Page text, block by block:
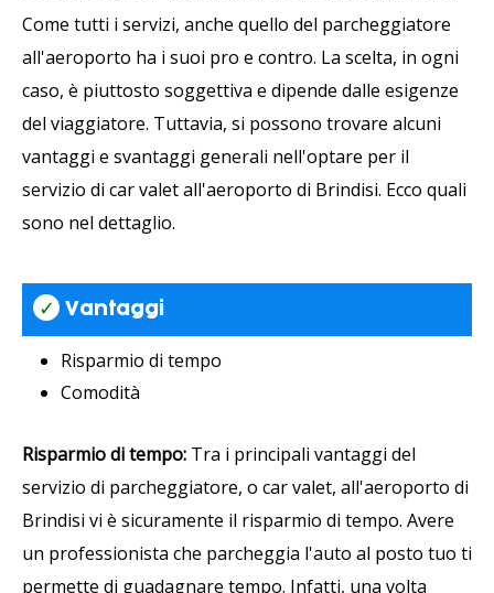
Come tutti i servizi, anche quello del parcheggiatore
all'aeroporto ha i suoi pro e contro. La scelta, in ogni
caso, è piuttosto soggettiva e dipende dalle esigenze
del viaggiatore. Tuttavia, si possono trovare alcuni
vantaggi e svantaggi generali nell'optare per il
servizio di car valet all'aeroporto di Brindisi. Ecco quali
sono nel dettaglio.
✓ Vantaggi
Risparmio di tempo
Comodità
Risparmio di tempo: Tra i principali vantaggi del
servizio di parcheggiatore, o car valet, all'aeroporto di
Brindisi vi è sicuramente il risparmio di tempo. Avere
un professionista che parcheggia l'auto al posto tuo ti
permette di guadagnare tempo. Infatti, una volta